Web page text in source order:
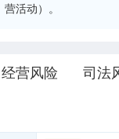
营活动）。
经营风险 司法